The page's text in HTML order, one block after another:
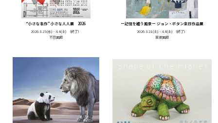
“小さな名作” 小さな人人展 2026
2026.3.25(水) - 4.4(土)
（終了）
不忍画廊
ー記憶を纏う風景ー ジョン・ボタン来日作品展
2026.3.21(土) - 4.4(土) （終了）
翠波画廊